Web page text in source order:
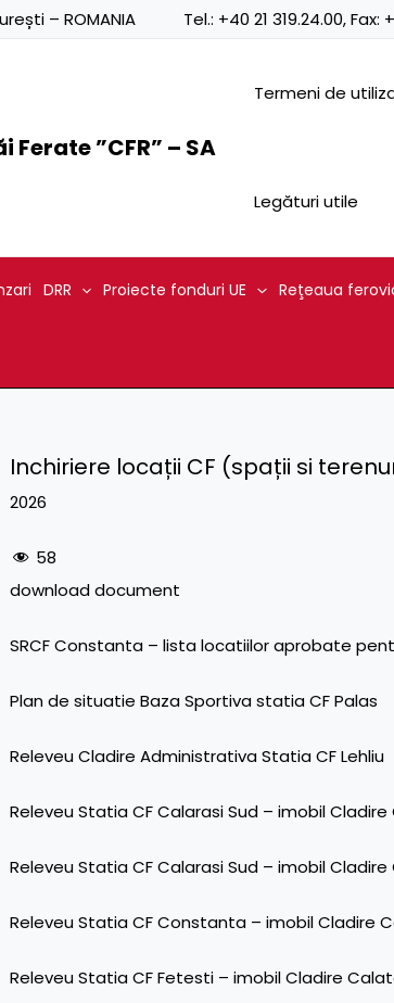
– ROMANIA Tel.: +40 21 319.24.00, Fax:
”CFR” – SA
Termeni de
Legături utile
DRR Proiecte fonduri UE Reţeaua
Inchiriere locații CF (spații si
2026
58
download document
SRCF Constanta – lista locatiilor aprobate
Plan de situatie Baza Sportiva statia CF Palas
Releveu Cladire Administrativa Statia CF Lehliu
Releveu Statia CF Calarasi Sud – imobil
Releveu Statia CF Calarasi Sud – imobil
Releveu Statia CF Constanta – imobil Cladire
Releveu Statia CF Fetesti – imobil Cladire